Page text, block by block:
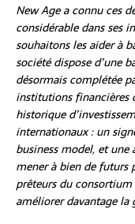
New Age a connu ces
considérable dans ses
souhaitons les aider à
société dispose d’une
désormais complétée
institutions financières
historique
internationaux : un
business model, et une
mener à bien de futurs
prêteurs du
améliorer davantage la